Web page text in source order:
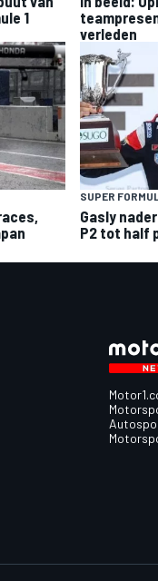
1
verleden
SUPER
Gasly
P2 tot half